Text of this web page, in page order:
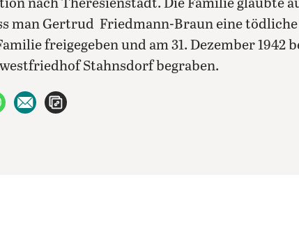
nach Theresienstadt. Die Familie glaubte
man Gertrud Friedmann-Braun eine tödliche
freigegeben und am 31. Dezember 1942
Stahnsdorf begraben.
teilen
teilen
per WhatsApp teilen
per E-Mail teilen